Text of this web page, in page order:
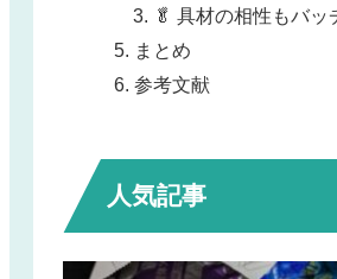
🥬 具材の相性もバッ
まとめ
参考文献
人気記事